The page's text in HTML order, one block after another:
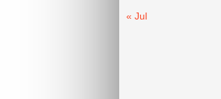
« Jul